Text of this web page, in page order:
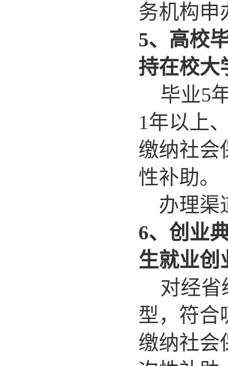
务机构申
5、高校
持在校大
毕业5
1年以上
缴纳社会
性补助。
办理渠
6、创业
生就业创
对经省
型，符合
缴纳社会